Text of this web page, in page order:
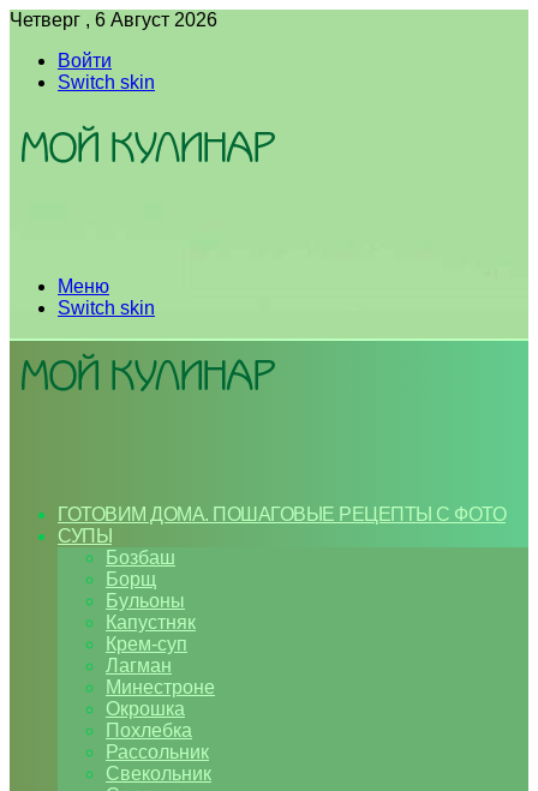
Четверг , 6 Август 2026
Войти
Switch skin
Меню
Switch skin
ГОТОВИМ ДОМА. ПОШАГОВЫЕ РЕЦЕПТЫ С ФОТО
СУПЫ
Бозбаш
Борщ
Бульоны
Капустняк
Крем-суп
Лагман
Минестроне
Окрошка
Похлебка
Рассольник
Свекольник